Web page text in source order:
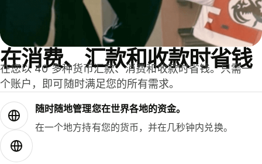
在消费、汇款和收款时省钱
在您以 40 多种货币汇款、消费和收款时省钱。只需一
个账户，即可随时满足您的所有需求。
随时随地管理您在世界各地的资金。
在一个地方持有您的货币，并在几秒钟内兑换。